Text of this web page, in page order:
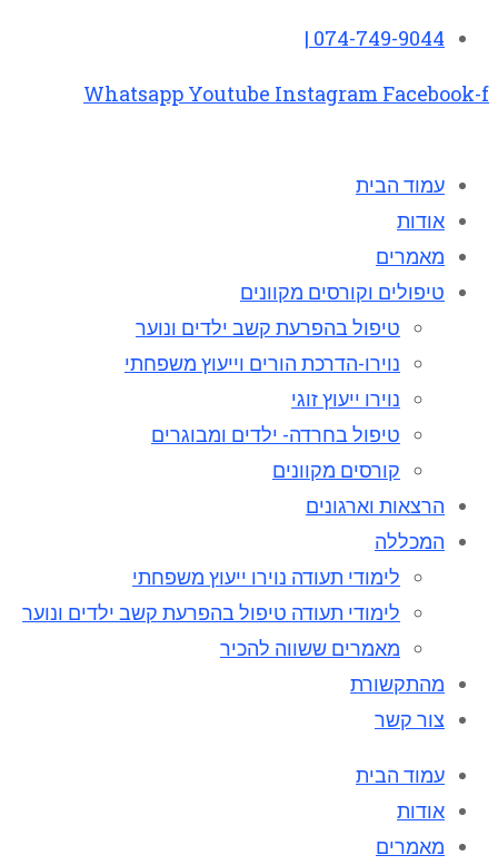
074-749-9044 |
Whatsapp Youtube Instagram Facebook-f
עמוד הבית
אודות
מאמרים
טיפולים וקורסים מקוונים
טיפול בהפרעת קשב ילדים ונוער
נוירו-הדרכת הורים וייעוץ משפחתי
נוירו ייעוץ זוגי
טיפול בחרדה- ילדים ומבוגרים
קורסים מקוונים
הרצאות וארגונים
המכללה
לימודי תעודה נוירו ייעוץ משפחתי
לימודי תעודה טיפול בהפרעת קשב ילדים ונוער
מאמרים ששווה להכיר
מהתקשורת
צור קשר
עמוד הבית
אודות
מאמרים